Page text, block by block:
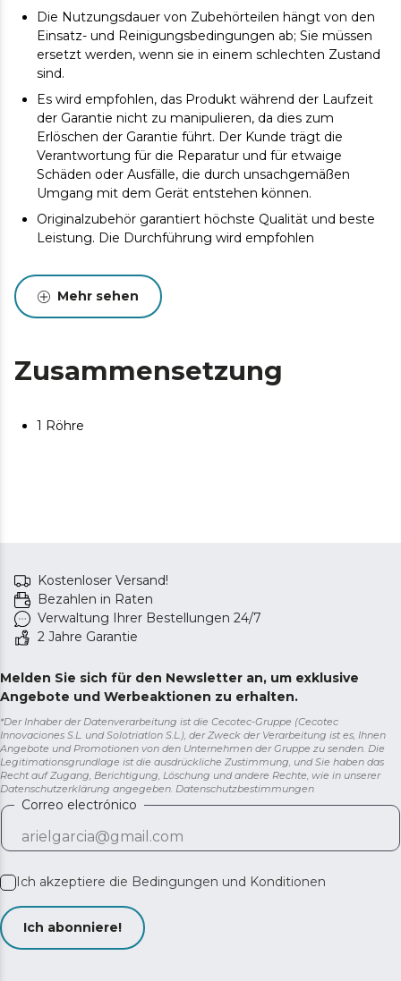
Die Nutzungsdauer von Zubehörteilen hängt von den
Einsatz- und Reinigungsbedingungen ab; Sie müssen
ersetzt werden, wenn sie in einem schlechten Zustand
sind.
Es wird empfohlen, das Produkt während der Laufzeit
der Garantie nicht zu manipulieren, da dies zum
Erlöschen der Garantie führt. Der Kunde trägt die
Verantwortung für die Reparatur und für etwaige
Schäden oder Ausfälle, die durch unsachgemäßen
Umgang mit dem Gerät entstehen können.
Originalzubehör garantiert höchste Qualität und beste
Leistung. Die Durchführung wird empfohlen
Mehr sehen
Zusammensetzung
1 Röhre
Kostenloser Versand!
Bezahlen in Raten
Verwaltung Ihrer Bestellungen 24/7
2 Jahre Garantie
Melden Sie sich für den Newsletter an, um exklusive
Angebote und Werbeaktionen zu erhalten.
*Der Inhaber der Datenverarbeitung ist die Cecotec-Gruppe (Cecotec
Innovaciones S.L. und Solotriatlon S.L.), der Zweck der Verarbeitung ist es, Ihnen
Angebote und Promotionen von den Unternehmen der Gruppe zu senden. Die
Legitimationsgrundlage ist die ausdrückliche Zustimmung, und Sie haben das
Recht auf Zugang, Berichtigung, Löschung und andere Rechte, wie in unserer
Datenschutzerklärung angegeben. Datenschutzbestimmungen
Correo electrónico
Ich akzeptiere die Bedingungen und Konditionen
Ich abonniere!